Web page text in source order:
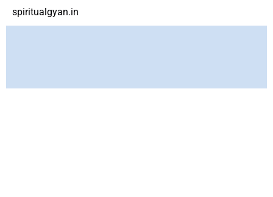
spiritualgyan.in